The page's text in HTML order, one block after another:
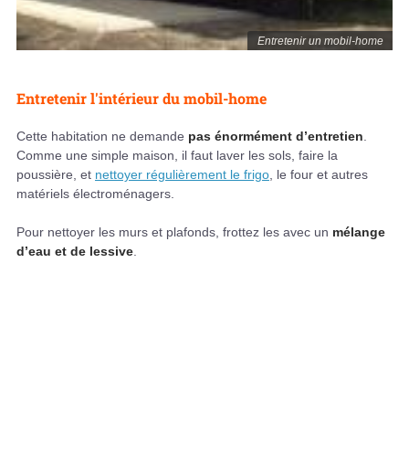
Entretenir un mobil-home
Entretenir l'intérieur du mobil-home
Cette habitation ne demande pas énormément d’entretien
Comme une simple maison, il faut laver les sols, faire la
poussière, et nettoyer régulièrement le frigo , le four et autres
matériels électroménagers.
Pour nettoyer les murs et plafonds, frottez les avec un mélange
d’eau et de lessive